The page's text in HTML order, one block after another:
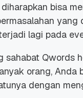
bisa
yang
lagi pada
sahabat Qwords
orang, Anda
dengan